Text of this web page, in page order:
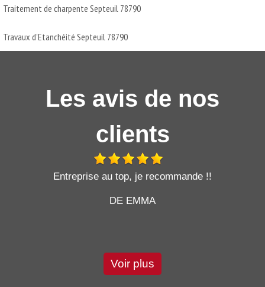
Traitement de charpente Septeuil 78790
Travaux d'Etanchéité Septeuil 78790
Les avis de nos
clients
Entreprise au top, je recommande !!
DE EMMA
Voir plus